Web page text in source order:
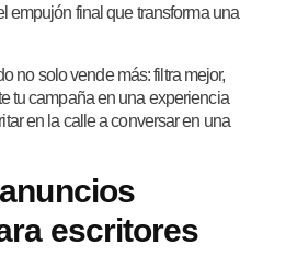
empujón final que transforma una
no solo vende más: filtra mejor,
tu campaña en una experiencia
en la calle a conversar en una
escritores